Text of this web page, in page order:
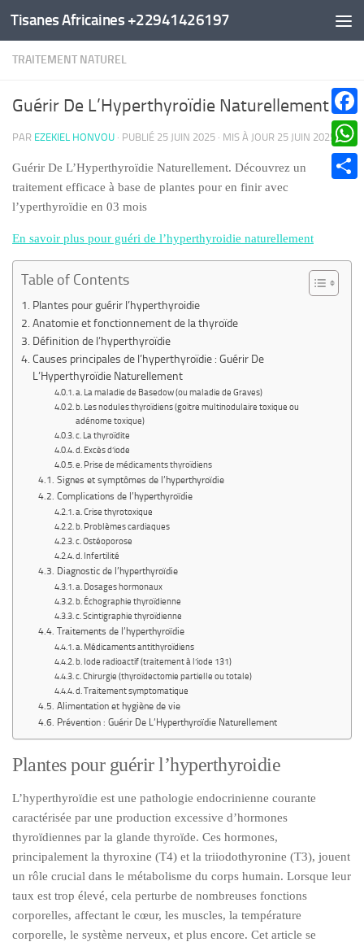
Au dessous du contenu
Tisanes Africaines +22941426197
TRAITEMENT NATUREL
Guérir De L’Hyperthyroïdie Naturellement
PAR EZEKIEL HONVOU · PUBLIÉ 25 JUIN 2025 · MIS À JOUR 25 JUIN 2025
Guérir De L’Hyperthyroïdie Naturellement. Découvrez un
traitement efficace à base de plantes pour en finir avec
l’yperthyroïdie en 03 mois
En savoir plus pour guéri de l’hyperthyroidie naturellement
Table of Contents
Plantes pour guérir l’hyperthyroidie
Anatomie et fonctionnement de la thyroïde
Définition de l’hyperthyroïdie
Causes principales de l’hyperthyroïdie : Guérir De
L’Hyperthyroïdie Naturellement
a. La maladie de Basedow (ou maladie de Graves)
b. Les nodules thyroïdiens (goitre multinodulaire toxique ou
adénome toxique)
c. La thyroïdite
d. Excès d’iode
e. Prise de médicaments thyroïdiens
Signes et symptômes de l’hyperthyroïdie
Complications de l’hyperthyroïdie
a. Crise thyrotoxique
b. Problèmes cardiaques
c. Ostéoporose
d. Infertilité
Diagnostic de l’hyperthyroïdie
a. Dosages hormonaux
b. Échographie thyroïdienne
c. Scintigraphie thyroïdienne
Traitements de l’hyperthyroïdie
a. Médicaments antithyroïdiens
b. Iode radioactif (traitement à l’iode 131)
c. Chirurgie (thyroïdectomie partielle ou totale)
d. Traitement symptomatique
Alimentation et hygiène de vie
Prévention : Guérir De L’Hyperthyroïdie Naturellement
Plantes pour guérir l’hyperthyroidie
L’hyperthyroïdie est une pathologie endocrinienne courante
caractérisée par une production excessive d’hormones
thyroïdiennes par la glande thyroïde. Ces hormones,
principalement la thyroxine (T4) et la triiodothyronine (T3), jouent
un rôle crucial dans le métabolisme du corps humain. Lorsque leur
taux est trop élevé, cela perturbe de nombreuses fonctions
corporelles, affectant le cœur, les muscles, la température
corporelle, le système nerveux, et plus encore. Cet article se